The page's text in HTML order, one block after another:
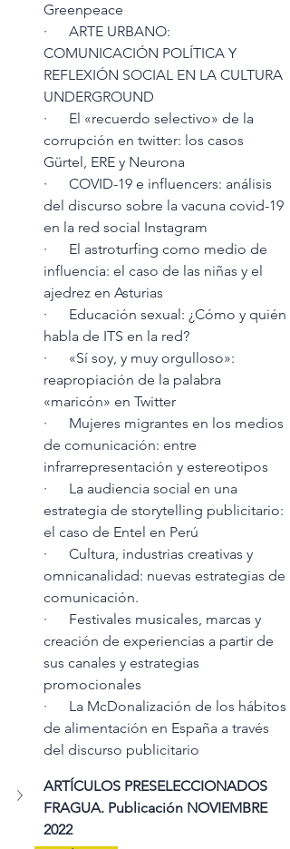
Greenpeace
·      ARTE URBANO:
COMUNICACIÓN POLÍTICA Y
REFLEXIÓN SOCIAL EN LA CULTURA
UNDERGROUND
·      El «recuerdo selectivo» de la
corrupción en twitter: los casos
Gürtel, ERE y Neurona
·      COVID-19 e influencers: análisis
del discurso sobre la vacuna covid-19
en la red social Instagram
·      El astroturfing como medio de
influencia: el caso de las niñas y el
ajedrez en Asturias
·      Educación sexual: ¿Cómo y quién
habla de ITS en la red?
·      «Sí soy, y muy orgulloso»:
reapropiación de la palabra
«maricón» en Twitter
·      Mujeres migrantes en los medios
de comunicación: entre
infrarrepresentación y estereotipos
·      La audiencia social en una
estrategia de storytelling publicitario:
el caso de Entel en Perú
·      Cultura, industrias creativas y
omnicanalidad: nuevas estrategias de
comunicación.
·      Festivales musicales, marcas y
creación de experiencias a partir de
sus canales y estrategias
promocionales
·      La McDonalización de los hábitos
de alimentación en España a través
del discurso publicitario
ARTÍCULOS PRESELECCIONADOS
FRAGUA. Publicación NOVIEMBRE
2022